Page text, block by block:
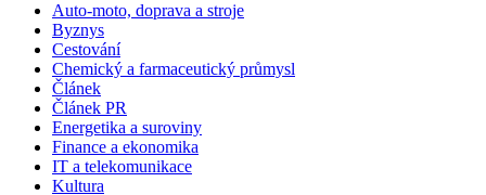
Auto-moto, doprava a stroje
Byznys
Cestování
Chemický a farmaceutický průmysl
Článek
Článek PR
Energetika a suroviny
Finance a ekonomika
IT a telekomunikace
Kultura